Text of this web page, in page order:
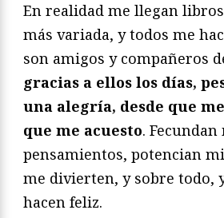
En realidad me llegan
más variada, y todos me
son amigos y compañeros
gracias a ellos los días,
una alegría, desde que
que me acuesto. Fecundan
pensamientos, potencian
me divierten, y sobre todo,
hacen feliz.